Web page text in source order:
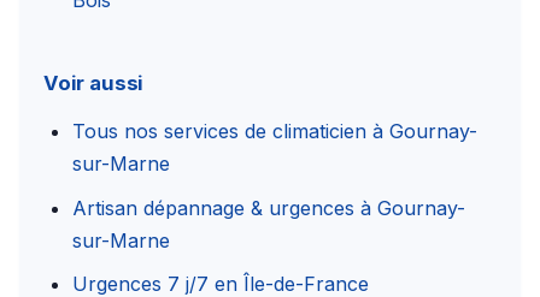
Voir aussi
Tous nos services de climaticien à Gournay-
sur-Marne
Artisan dépannage & urgences à Gournay-
sur-Marne
Urgences 7 j/7 en Île-de-France